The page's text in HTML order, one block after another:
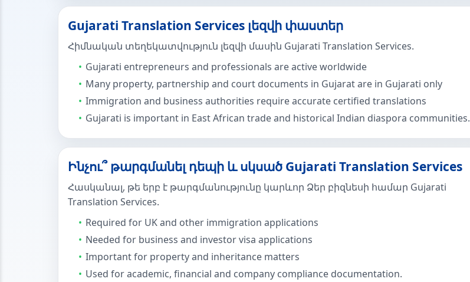
Gujarati Translation Services լեզվի փաստեր
Հիմնական տեղեկատվություն լեզվի մասին Gujarati Translation Services.
Gujarati entrepreneurs and professionals are active worldwide
Many property, partnership and court documents in Gujarat are in Gujarati only
Immigration and business authorities require accurate certified translations
Gujarati is important in East African trade and historical Indian diaspora communities.
Ինչու՞ թարգմանել դեպի և սկսած Gujarati Translation Services
Հասկանալ, թե երբ է թարգմանությունը կարևոր Ձեր բիզնեսի համար Gujarati
Translation Services.
Required for UK and other immigration applications
Needed for business and investor visa applications
Important for property and inheritance matters
Used for academic, financial and company compliance documentation.